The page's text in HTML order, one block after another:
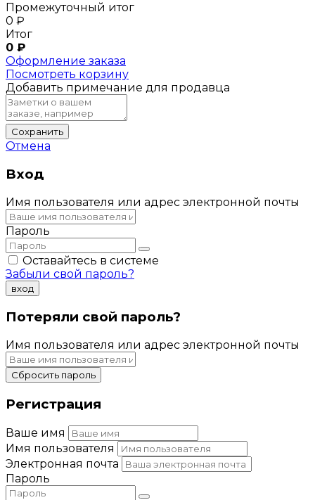
Промежуточный итог
0 ₽
Итог
0 ₽
Оформление заказа
Посмотреть корзину
Добавить примечание для продавца
Сохранить
Отмена
Вход
Имя пользователя или адрес электронной почты
Пароль
Оставайтесь в системе
Забыли свой пароль?
вход
Потеряли свой пароль?
Имя пользователя или адрес электронной почты
Сбросить пароль
Регистрация
Ваше имя
Имя пользователя
Электронная почта
Пароль